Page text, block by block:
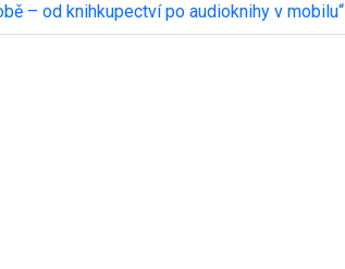
– od knihkupectví po audioknihy v mobilu“